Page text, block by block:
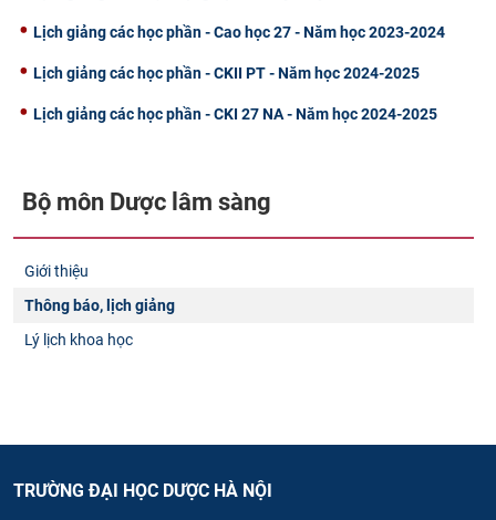
Lịch giảng các học phần - Cao học 27 - Năm học 2023-2024
Lịch giảng các học phần - CKII PT - Năm học 2024-2025
Lịch giảng các học phần - CKI 27 NA - Năm học 2024-2025
Bộ môn Dược lâm sàng
Giới thiệu
Thông báo, lịch giảng
Lý lịch khoa học
TRƯỜNG ĐẠI HỌC DƯỢC HÀ NỘI